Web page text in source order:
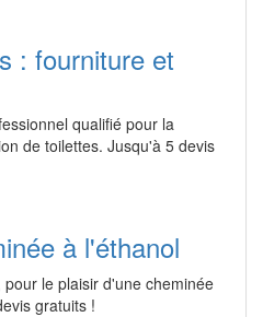
: fourniture et
qualifié pour la
de toilettes. Jusqu'à 5 devis
à l'éthanol
le plaisir d'une cheminée
gratuits !